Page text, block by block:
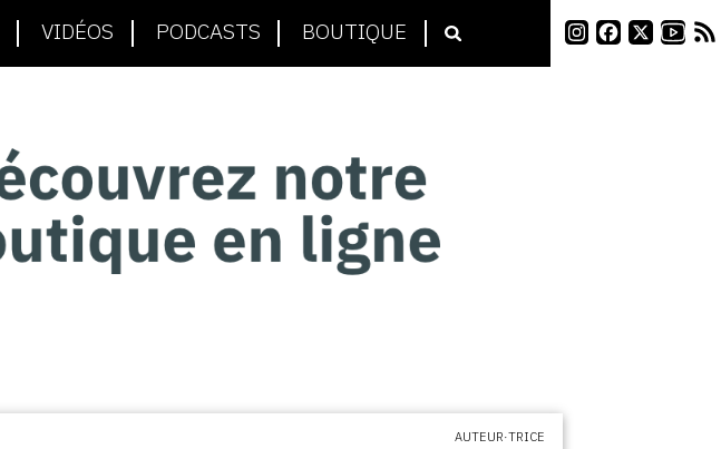
VIDÉOS PODCASTS BOUTIQUE
AUTEUR·TRICE